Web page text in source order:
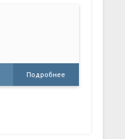
Подробнее